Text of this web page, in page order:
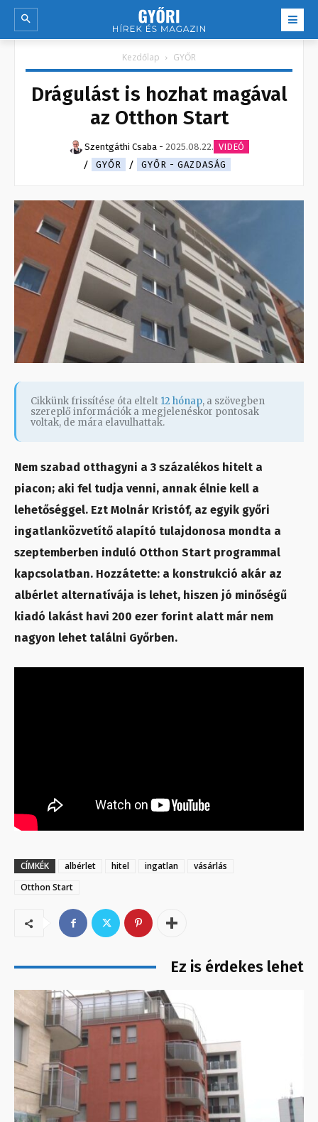
Kezdőlap GYŐR
Drágulást is hozhat magával
az Otthon Start
Szentgáthi Csaba - 2025.08.22. VIDEÓ
GYŐR
GYŐR - GAZDASÁG
Cikkünk frissítése óta eltelt 12 hónap, a szövegben
szereplő információk a megjelenéskor pontosak
voltak, de mára elavulhattak.
Nem szabad otthagyni a 3 százalékos hitelt a
piacon; aki fel tudja venni, annak élnie kell a
lehetőséggel. Ezt Molnár Kristóf, az egyik győri
ingatlanközvetítő alapító tulajdonosa mondta a
szeptemberben induló Otthon Start programmal
kapcsolatban. Hozzátette: a konstrukció akár az
albérlet alternatívája is lehet, hiszen jó minőségű
kiadó lakást havi 200 ezer forint alatt már nem
nagyon lehet találni Győrben.
CÍMKÉK albérlet hitel ingatlan
vásárlás
Otthon Start
Ez is érdekes lehet